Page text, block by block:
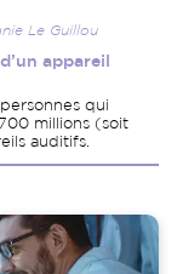
Le Guillou
appareil
qui
millions (soit
auditifs.